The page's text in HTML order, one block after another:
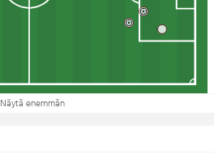
Näytä enemmän